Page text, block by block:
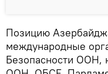
Позицию
международные
Безопасности ООН,